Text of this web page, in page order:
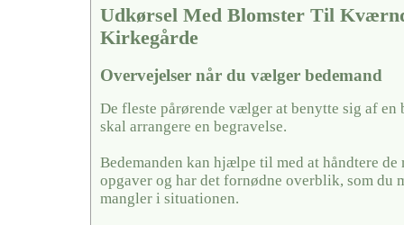
Udkørsel Med Blomster Til
Kirkegårde
Overvejelser når du vælger bedemand
De fleste pårørende vælger at benytte sig af en
skal arrangere en begravelse.
Bedemanden kan hjælpe til med at håndtere de
opgaver og har det fornødne overblik, som du
mangler i situationen.